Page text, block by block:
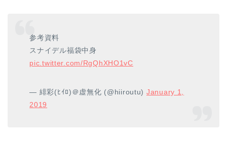
参考資料
スナイデル福袋中身
pic.twitter.com/RgQhXHO1vC
— 緋彩(ﾋｲﾛ)＠虚無化 (@hiiroutu) January 1,
2019